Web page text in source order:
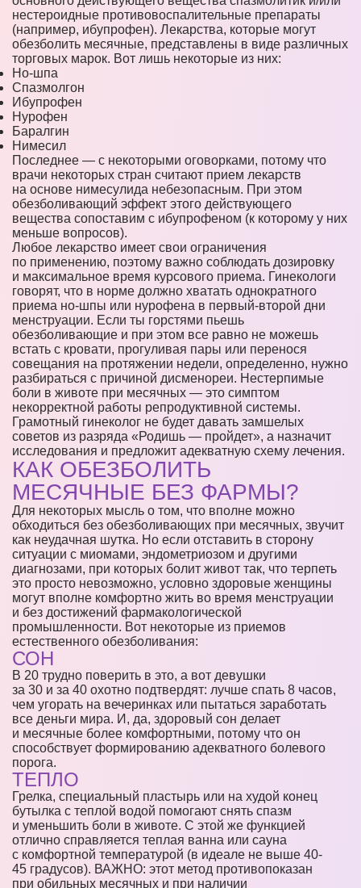
нестероидные противовоспалительные препараты
(например, ибупрофен). Лекарства, которые могут
обезболить месячные, представлены в виде различных
торговых марок. Вот лишь некоторые из них:
Но-шпа
Спазмолгон
Ибупрофен
Нурофен
Баралгин
Нимесил
Последнее — с некоторыми оговорками, потому что
врачи некоторых стран считают прием лекарств
на основе нимесулида небезопасным. При этом
обезболивающий эффект этого действующего
вещества сопоставим с ибупрофеном (к которому у них
меньше вопросов).
Любое лекарство имеет свои ограничения
по применению, поэтому важно соблюдать дозировку
и максимальное время курсового приема. Гинекологи
говорят, что в норме должно хватать однократного
приема но-шпы или нурофена в первый-второй дни
менструации. Если ты горстями пьешь
обезболивающие и при этом все равно не можешь
встать с кровати, прогуливая пары или перенося
совещания на протяжении недели, определенно, нужно
разбираться с причиной дисменореи. Нестерпимые
боли в животе при месячных — это симптом
некорректной работы репродуктивной системы.
Грамотный гинеколог не будет давать замшелых
советов из разряда «Родишь — пройдет», а назначит
исследования и предложит адекватную схему лечения.
КАК ОБЕЗБОЛИТЬ
МЕСЯЧНЫЕ БЕЗ ФАРМЫ?
Для некоторых мысль о том, что вполне можно
обходиться без обезболивающих при месячных, звучит
как неудачная шутка. Но если отставить в сторону
ситуации с миомами, эндометриозом и другими
диагнозами, при которых болит живот так, что терпеть
это просто невозможно, условно здоровые женщины
могут вполне комфортно жить во время менструации
и без достижений фармакологической
промышленности. Вот некоторые из приемов
естественного обезболивания:
СОН
В 20 трудно поверить в это, а вот девушки
за 30 и за 40 охотно подтвердят: лучше спать 8 часов,
чем угорать на вечеринках или пытаться заработать
все деньги мира. И, да, здоровый сон делает
и месячные более комфортными, потому что он
способствует формированию адекватного болевого
порога.
ТЕПЛО
Грелка, специальный пластырь или на худой конец
бутылка с теплой водой помогают снять спазм
и уменьшить боли в животе. С этой же функцией
отлично справляется теплая ванна или сауна
с комфортной температурой (в идеале не выше 40-
45 градусов). ВАЖНО: этот метод противопоказан
при обильных месячных и при наличии